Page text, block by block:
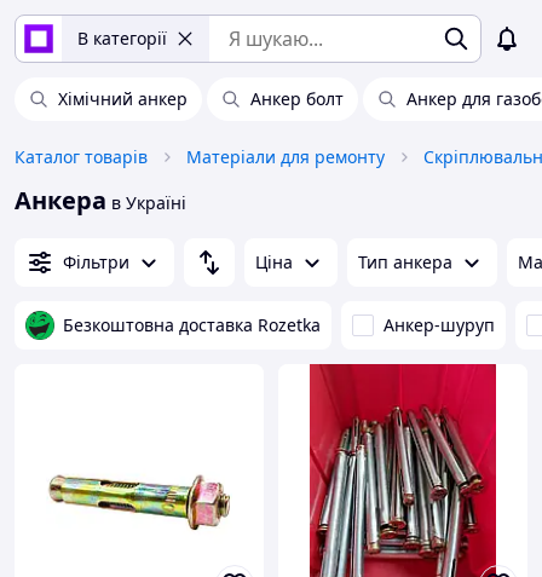
В категорії
Хімічний анкер Анкер болт Анкер для
Каталог товарів Матеріали для ремонту
Анкера в Україні
Фільтри Ціна Тип анкера
Безкоштовна доставка Rozetka Анкер-шуруп